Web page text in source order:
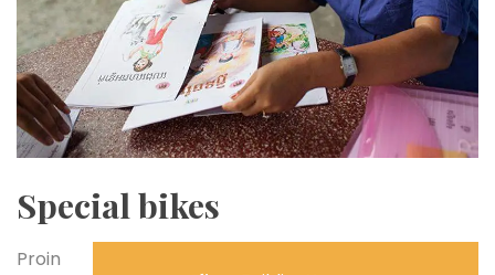
Special bikes
Proin